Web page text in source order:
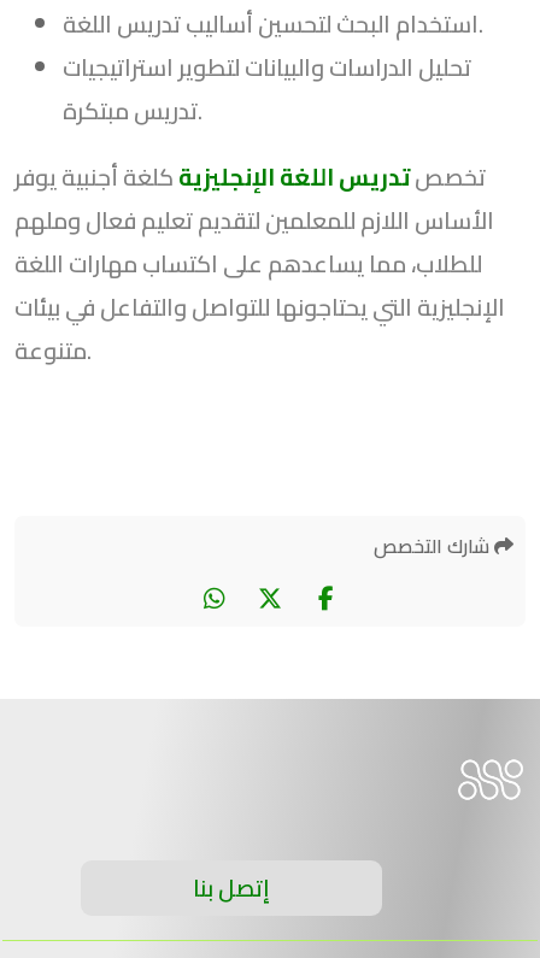
استخدام البحث لتحسين أساليب تدريس اللغة.
تحليل الدراسات والبيانات لتطوير استراتيجيات
تدريس مبتكرة.
تخصصتدريس اللغة الإنجليزيةكلغة أجنبية يوفر
الأساس اللازم للمعلمين لتقديم تعليم فعال وملهم
للطلاب، مما يساعدهم على اكتساب مهارات اللغة
الإنجليزية التي يحتاجونها للتواصل والتفاعل في بيئات
متنوعة.
شارك التخصص
إتصل بنا